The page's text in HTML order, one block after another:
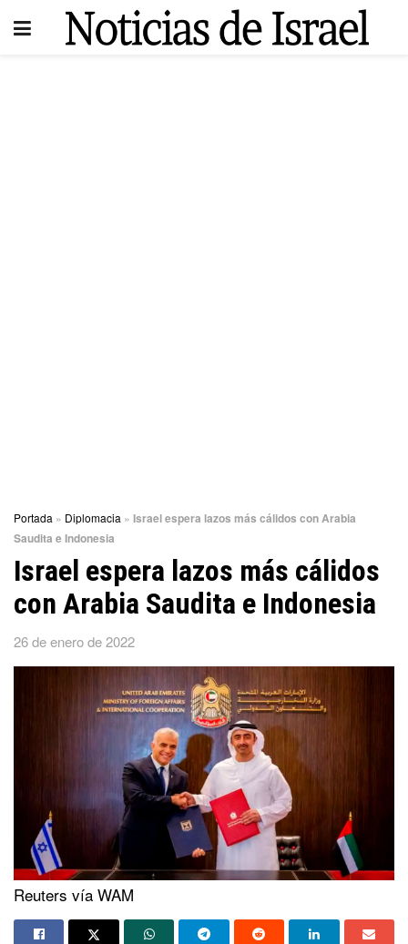
Portada » Diplomacia » Israel espera lazos más cálidos con Arabia
Saudita e Indonesia
Israel espera lazos más cálidos
con Arabia Saudita e Indonesia
26 de enero de 2022
Reuters vía WAM